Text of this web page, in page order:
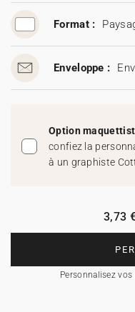
Format :
Enveloppe :
Option
confiez la
à un graphiste
Personnalisez
3,73